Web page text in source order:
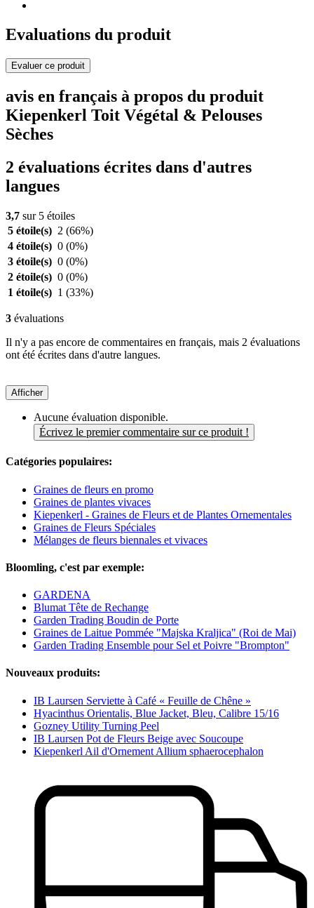
Evaluations du produit
Evaluer ce produit
avis en français à propos du produit
Kiepenkerl Toit Végétal & Pelouses
Sèches
2 évaluations écrites dans d'autres
langues
3,7 sur 5 étoiles
5 étoile(s) 2 (66%)
4 étoile(s) 0 (0%)
3 étoile(s) 0 (0%)
2 étoile(s) 0 (0%)
1 étoile(s) 1 (33%)
3 évaluations
Il n'y a pas encore de commentaires en français, mais 2 évaluations
ont été écrites dans d'autre langues.
Afficher
Aucune évaluation disponible.
Écrivez le premier commentaire sur ce produit !
Catégories populaires:
Graines de fleurs en promo
Graines de plantes vivaces
Kiepenkerl - Graines de Fleurs et de Plantes Ornementales
Graines de Fleurs Spéciales
Mélanges de fleurs biennales et vivaces
Bloomling, c'est par exemple:
GARDENA
Blumat Tête de Rechange
Garden Trading Boudin de Porte
Graines de Laitue Pommée "Majska Kraljica" (Roi de Mai)
Garden Trading Ensemble pour Sel et Poivre "Brompton"
Nouveaux produits:
IB Laursen Serviette à Café « Feuille de Chêne »
Hyacinthus Orientalis, Blue Jacket, Bleu, Calibre 15/16
Gozney Utility Turning Peel
IB Laursen Pot de Fleurs Beige avec Soucoupe
Kiepenkerl Ail d'Ornement Allium sphaerocephalon